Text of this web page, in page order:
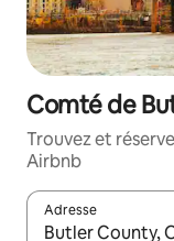
Comté de
Trouvez et
Airbnb
Adresse
Lorsque les